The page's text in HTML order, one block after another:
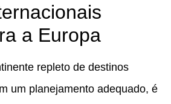
a Europa
repleto de destinos
um planejamento adequado, é